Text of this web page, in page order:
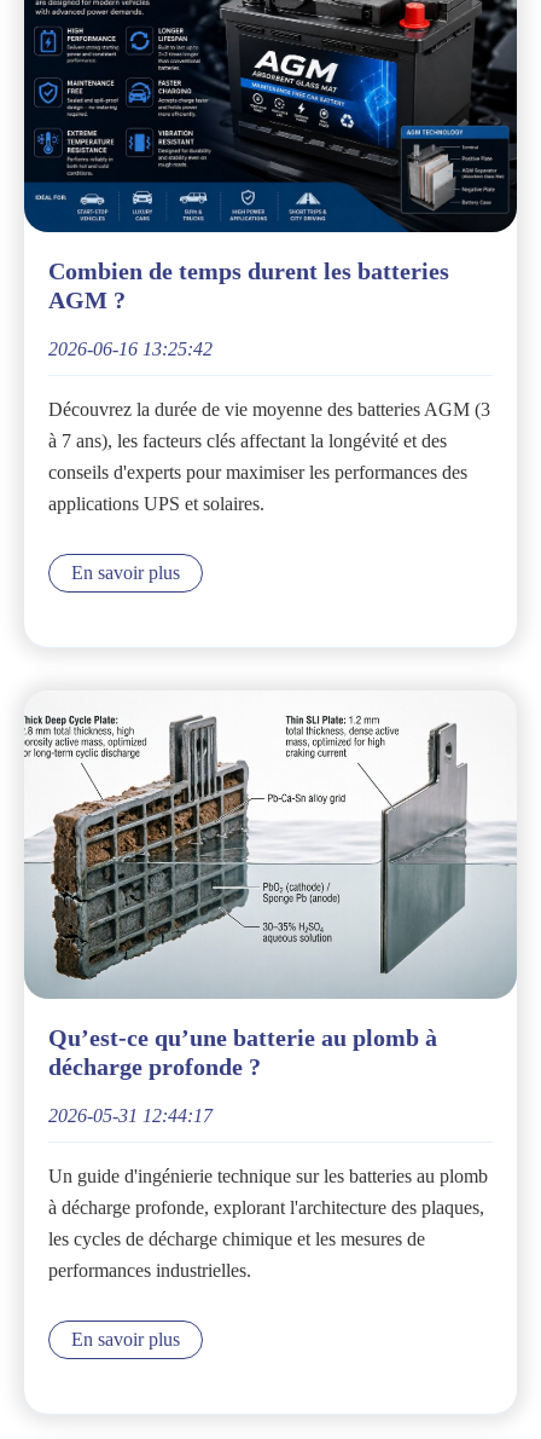
Combien de temps durent les batteries
AGM ?
2026-06-16 13:25:42
Découvrez la durée de vie moyenne des batteries AGM (3
à 7 ans), les facteurs clés affectant la longévité et des
conseils d'experts pour maximiser les performances des
applications UPS et solaires.
En savoir plus
Qu’est-ce qu’une batterie au plomb à
décharge profonde ?
2026-05-31 12:44:17
Un guide d'ingénierie technique sur les batteries au plomb
à décharge profonde, explorant l'architecture des plaques,
les cycles de décharge chimique et les mesures de
performances industrielles.
En savoir plus